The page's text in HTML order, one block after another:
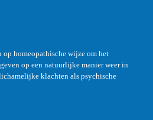
op homeopathische wijze om het
op een natuurlijke manier weer in
klachten als psychische